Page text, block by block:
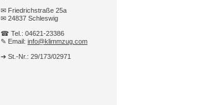
✉ Friedrichstraße 25a
✉ 24837 Schleswig
☎ Tel.: 04621-23386
✎ Email: info@klimmzug.com
➔ St.-Nr.: 29/173/02971